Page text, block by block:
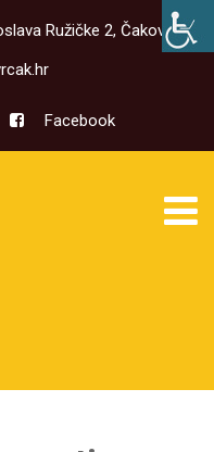
Ružičke 2, Čakovec
Facebook